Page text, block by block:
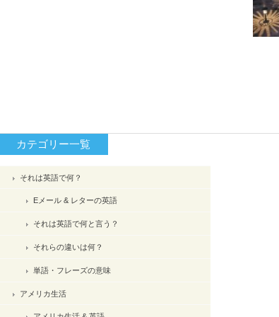
カテゴリー一覧
それは英語で何？
Eメール & レターの英語
それは英語で何と言う？
それらの違いは何？
単語・フレーズの意味
アメリカ生活